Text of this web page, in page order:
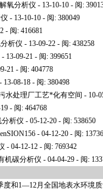
氧分析仪 - 13-10-10 - 阅:
- 13-10-10 - 阅: 380049
- 阅: 416681
析仪 - 13-09-22 - 阅: 438258
- 13-09-21 - 阅: 399651
21 - 阅: 404778
- 13-08-18 - 阅: 380498
水处理厂工艺*化有空间 - 10-
- 阅: 464768
析仪 - 05-12-20 - 阅: 538650
- 04-12-20 - 阅:
- 04-12-12 - 阅: 769342
机碳分析仪 - 04-04-29 - 阅:
度和1—12月全国地表水环境